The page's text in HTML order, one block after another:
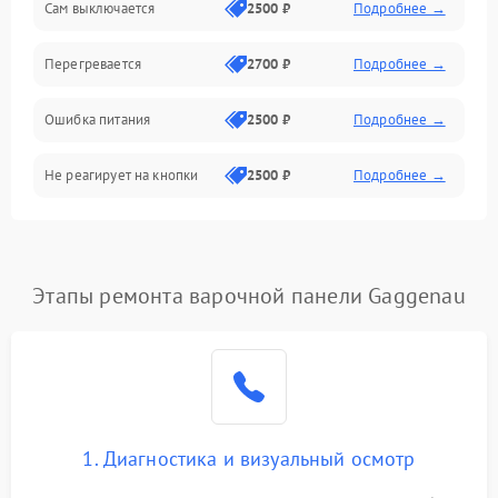
Сам выключается 2500 ₽ Подробнее →
Перегревается 2700 ₽ Подробнее →
Ошибка питания 2500 ₽ Подробнее →
Не реагирует на кнопки 2500 ₽ Подробнее →
Этапы ремонта варочной панели Gaggenau
1. Диагностика и визуальный осмотр